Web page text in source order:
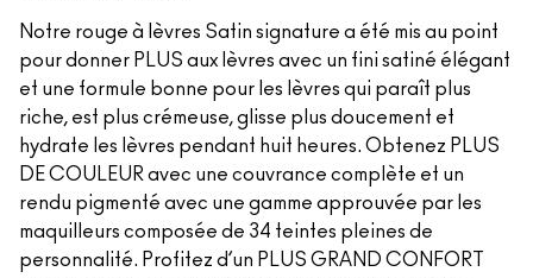
Notre rouge à lèvres Satin signature a été mis au point
pour donner PLUS aux lèvres avec un fini satiné élégant
et une formule bonne pour les lèvres qui paraît plus
riche, est plus crémeuse, glisse plus doucement et
hydrate les lèvres pendant huit heures. Obtenez PLUS
DE COULEUR avec une couvrance complète et un
rendu pigmenté avec une gamme approuvée par les
maquilleurs composée de 34 teintes pleines de
personnalité. Profitez d’un PLUS GRAND CONFORT